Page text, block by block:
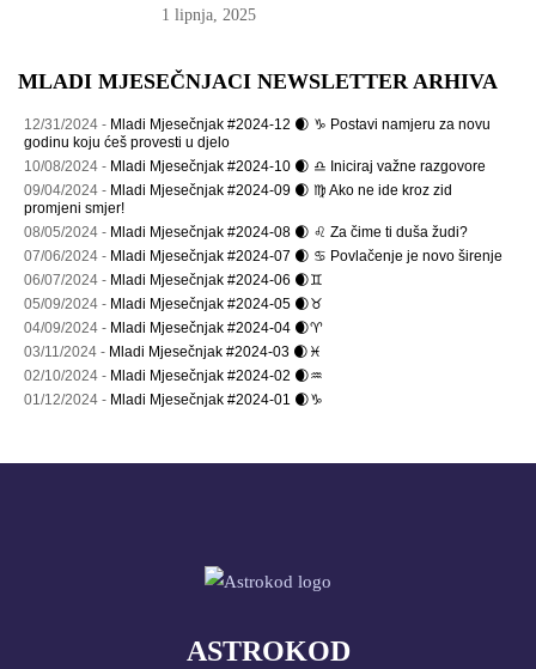
1 lipnja, 2025
MLADI MJESEČNJACI NEWSLETTER ARHIVA
12/31/2024 - Mladi Mjesečnjak #2024-12 🌒 ♑ Postavi namjeru za novu
godinu koju ćeš provesti u djelo
10/08/2024 - Mladi Mjesečnjak #2024-10 🌒 ♎ Iniciraj važne razgovore
09/04/2024 - Mladi Mjesečnjak #2024-09 🌒 ♍ Ako ne ide kroz zid
promjeni smjer!
08/05/2024 - Mladi Mjesečnjak #2024-08 🌒 ♌ Za čime ti duša žudi?
07/06/2024 - Mladi Mjesečnjak #2024-07 🌒 ♋ Povlačenje je novo širenje
06/07/2024 - Mladi Mjesečnjak #2024-06 🌒♊
05/09/2024 - Mladi Mjesečnjak #2024-05 🌒♉
04/09/2024 - Mladi Mjesečnjak #2024-04 🌒♈
03/11/2024 - Mladi Mjesečnjak #2024-03 🌒♓
02/10/2024 - Mladi Mjesečnjak #2024-02 🌒♒
01/12/2024 - Mladi Mjesečnjak #2024-01 🌒♑
ASTROKOD